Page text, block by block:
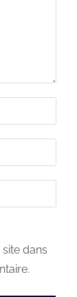
dans